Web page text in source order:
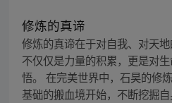
修炼的真谛
修炼的真谛在于对自我、对天
不仅仅是力量的积累，更是对
悟。 在完美世界中，石昊的修
基础的搬血境开始，不断挖掘